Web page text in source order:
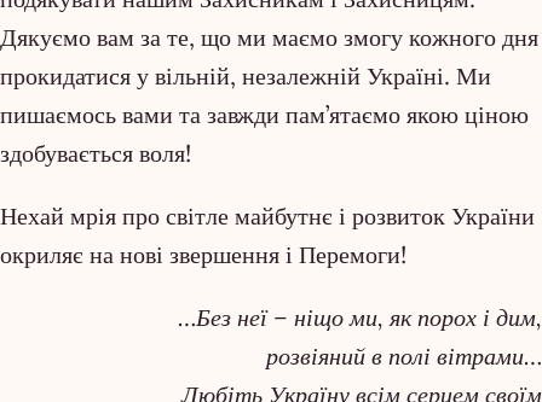
Дякуємо вам за те, що ми маємо змогу кожного дня
прокидатися у вільній, незалежній Україні. Ми
пишаємось вами та завжди пам’ятаємо якою ціною
здобувається воля!
Нехай мрія про світле майбутнє і розвиток України
окриляє на нові звершення і Перемоги!
…Без неї – ніщо ми, як порох і дим,
розвіяний в полі вітрами…
Любіть Україну всім серцем своїм